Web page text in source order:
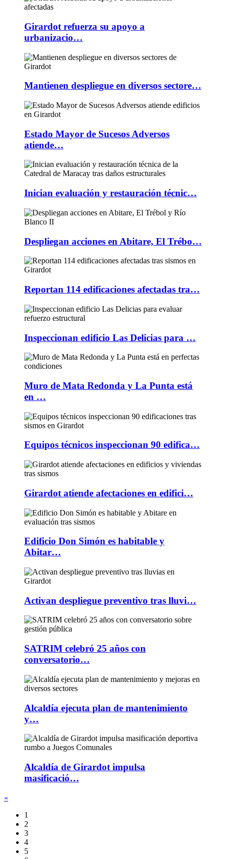
Girardot refuerza su apoyo a
urbanizacio…
Mantienen despliegue en diversos sectore…
Estado Mayor de Sucesos Adversos
atiende…
Inician evaluación y restauración técnic…
Despliegan acciones en Abitare, El Trébo…
Reportan 114 edificaciones afectadas tra…
Inspeccionan edificio Las Delicias para …
Muro de Mata Redonda y La Punta está
en …
Equipos técnicos inspeccionan 90 edifica…
Girardot atiende afectaciones en edifici…
Edificio Don Simón es habitable y
Abitar…
Activan despliegue preventivo tras lluvi…
SATRIM celebró 25 años con
conversatorio…
Alcaldía ejecuta plan de mantenimiento
y…
Alcaldía de Girardot impulsa
masificació…
«
1
2
3
4
5